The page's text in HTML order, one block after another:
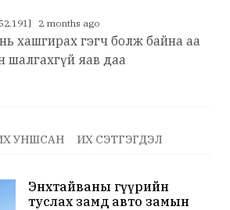
2 months ago
хашгирах гэгч болж байна аа
шалгахгүй яав даа
УНШСАН ИХ СЭТГЭГДЭЛ
Энхтайваны гүүрийн
туслах замд авто замын